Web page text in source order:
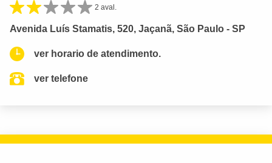
2 aval.
Avenida Luís Stamatis, 520, Jaçanã, São Paulo - SP
ver horario de atendimento.
ver telefone